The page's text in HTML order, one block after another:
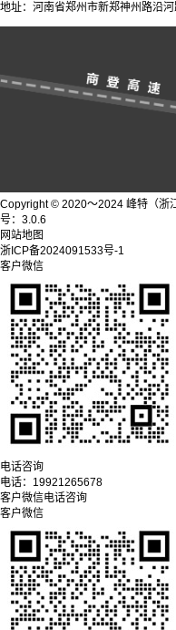
地址：河南省郑州市新郑神州路沿
Copyright © 2020～2024 峰特（浙
号：3.0.6
网站地图
浙ICP备2024091533号-1
客户微信
电话咨询
电话： 19921265678
客户微信电话咨询
客户微信